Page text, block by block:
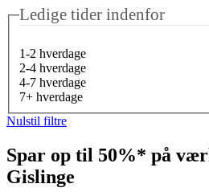
Ledige tider indenfor
1-2 hverdage
2-4 hverdage
4-7 hverdage
7+ hverdage
Nulstil filtre
Spar op til 50%* på
Gislinge